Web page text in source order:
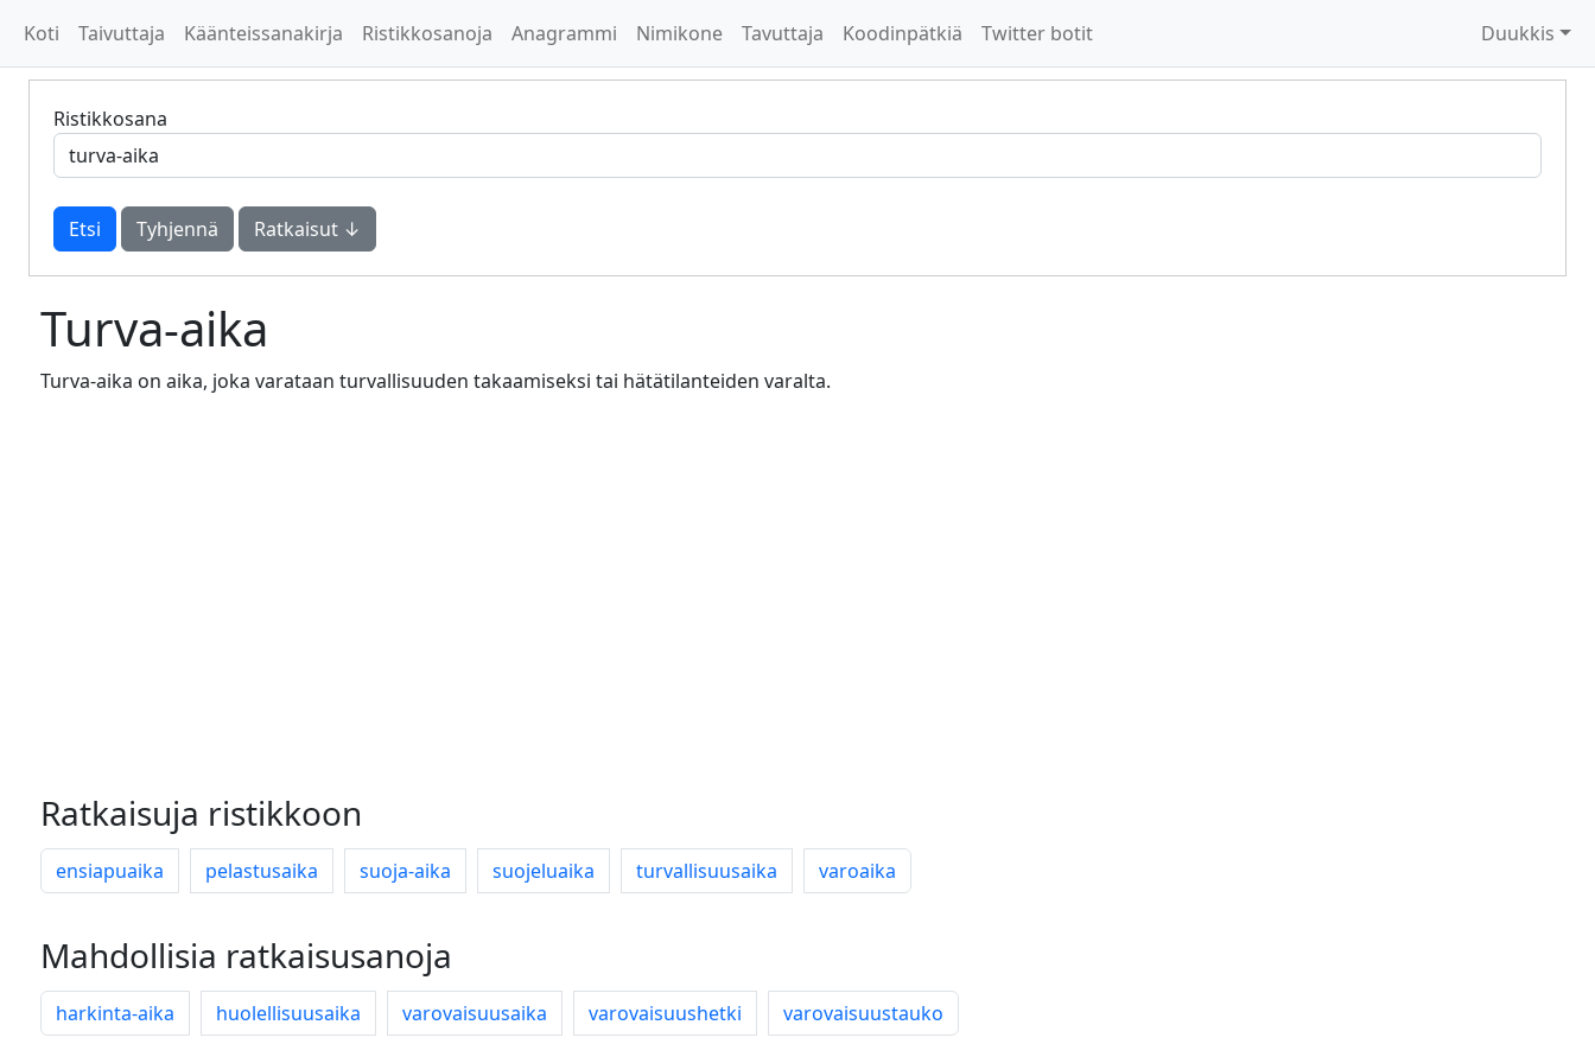
Koti Taivuttaja Käänteissanakirja Ristikkosanoja Anagrammi Nimikone Tavuttaja Koodinpätkiä Twitter botit Duukkis
Ristikkosana
Tyhjennä Ratkaisut ↓
Turva-aika
Turva-aika on aika, joka varataan turvallisuuden takaamiseksi tai hätätilanteiden varalta.
Ratkaisuja ristikkoon
ensiapuaika pelastusaika suoja-aika suojeluaika turvallisuusaika varoaika
Mahdollisia ratkaisusanoja
harkinta-aika huolellisuusaika varovaisuusaika varovaisuushetki varovaisuustauko